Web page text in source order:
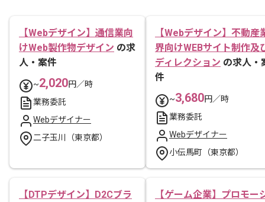
【Webデザイン】通信業向
けWeb製作物デザイン の求
人・案件
~2,020円／時
業務委託
Webデザイナー
二子玉川（東京都）
【Webデザイン】不動産
界向けWEBサイト制作及
ディレクション の求人・
件
~3,680円／時
業務委託
Webデザイナー
小伝馬町（東京都）
【DTPデザイン】D2Cブラ
【ゲーム企業】プロモー